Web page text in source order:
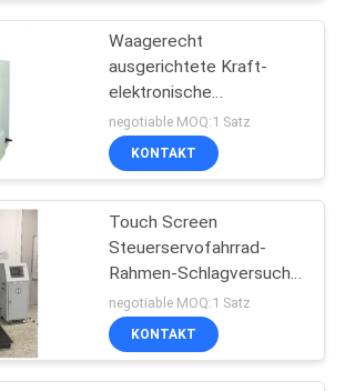
Waagerecht
ausgerichtete Kraft-
elektronische
Brinellhärte-
Prüfvorrichtung HBE-
3000A des Test-10
negotiable MOQ:1 Satz
KONTAKT
Touch Screen
Steuerservofahrrad-
Rahmen-Schlagversuch-
Maschine PLC-GB3565
negotiable MOQ:1 Satz
KONTAKT